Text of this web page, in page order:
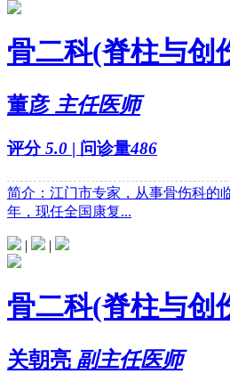
骨二科(脊柱与创
董彦 主任医师
评分5.0 | 问诊量486
简介：江门市专家，从事骨伤科的
年，现任全国康复...
| |
骨二科(脊柱与创
关朝亮 副主任医师